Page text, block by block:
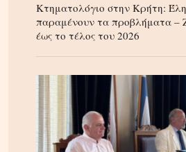
Κτηματολόγιο στην Κρήτη:
παραμένουν τα προβλήματα –
έως το τέλος του 2026